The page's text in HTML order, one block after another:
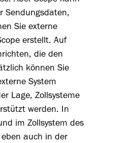
Sendungsdaten,
Sie externe
erstellt. Auf
die den
können Sie
System
Lage, Zollsysteme
werden. In
im Zollsystem des
auch in der